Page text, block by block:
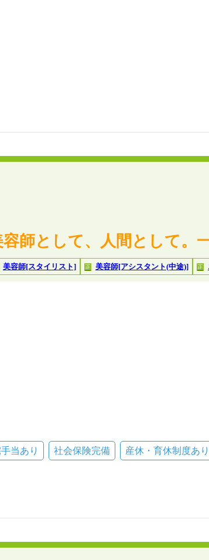
容師として、人間として。
美容師[スタイリスト] 正 美容師[アシスタント(中途)] 正
当あり 社会保険完備 産休・育休制度あり